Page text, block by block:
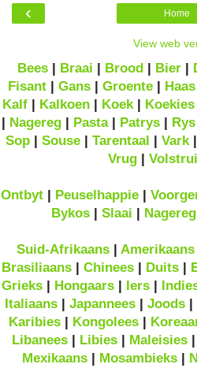
‹ Home
View web
Bees| Braai | Brood| Bier|
Fisant | Gans | Groente | Haas
Kalf | Kalkoen | Koek | Koekies
| Nagereg| Pasta| Patrys| Rys
Sop| Souse| Tarentaal | Vark|
Vrug |
Ontbyt| Peuselhappie|
Bykos| Slaai | Nagereg
Suid-Afrikaans | Amerikaans
Brasiliaans | Chinees | Duits |
Grieks | Hongaars | Iers |
Italiaans | Japannees | Joods |
Karibies | Kongolees |
Libanees| Libies| Maleisies|
Mexikaans| Mosambieks|